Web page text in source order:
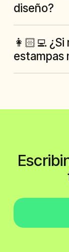
diseño?
👩🏻‍💻
estampas